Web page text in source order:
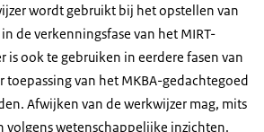
wordt gebruikt bij het opstellen van
de verkenningsfase van het MIRT-
is ook te gebruiken in eerdere fasen van
toepassing van het MKBA-gedachtegoed
Afwijken van de werkwijzer mag, mits
volgens wetenschappelijke inzichten.